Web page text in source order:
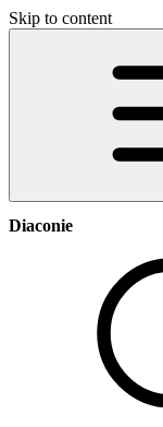
Skip to content
Diaconie